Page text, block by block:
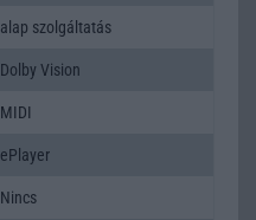
alap szolgáltatás
Dolby Vision
MIDI
ePlayer
Nincs